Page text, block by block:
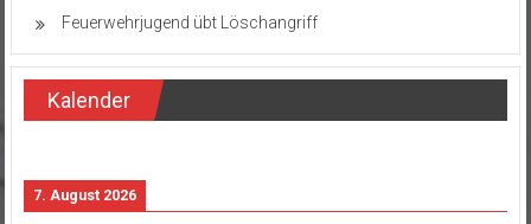
Feuerwehrjugend übt Löschangriff
Kalender
7. August 2026